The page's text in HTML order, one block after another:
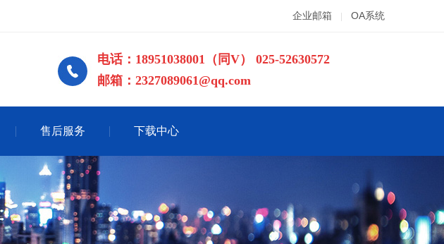
企业邮箱 OA系统
电话：18951038001（同V） 025-52630572
邮箱：2327089061@qq.com
售后服务 下载中心